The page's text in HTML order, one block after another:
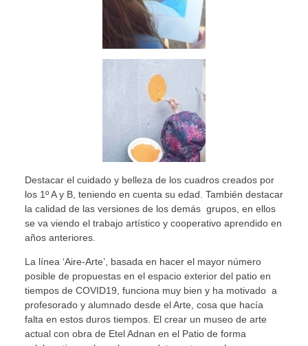
Destacar el cuidado y belleza de los cuadros creados por
los 1º A y B, teniendo en cuenta su edad. También destacar
la calidad de las versiones de los demás grupos, en ellos
se va viendo el trabajo artístico y cooperativo aprendido en
años anteriores.
La línea ‘Aire-Arte’, basada en hacer el mayor número
posible de propuestas en el espacio exterior del patio en
tiempos de COVID19, funciona muy bien y ha motivado a
profesorado y alumnado desde el Arte, cosa que hacía
falta en estos duros tiempos. El crear un museo de arte
actual con obra de Etel Adnan en el Patio de forma